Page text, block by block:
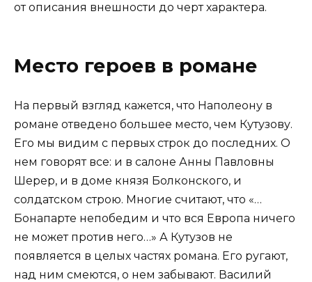
от описания внешности до черт характера.
Место героев в романе
На первый взгляд кажется, что Наполеону в
романе отведено большее место, чем Кутузову.
Его мы видим с первых строк до последних. О
нем говорят все: и в салоне Анны Павловны
Шерер, и в доме князя Болконского, и
солдатском строю. Многие считают, что «…
Бонапарте непобедим и что вся Европа ничего
не может против него…» А Кутузов не
появляется в целых частях романа. Его ругают,
над ним смеются, о нем забывают. Василий